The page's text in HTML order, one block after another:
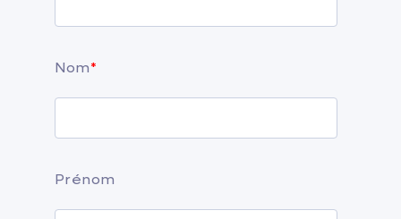
Nom*
Prénom